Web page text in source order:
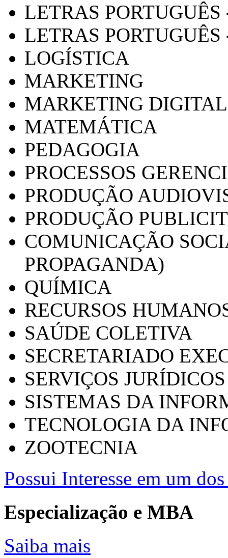
LETRAS
LETRAS PORTUGUÊS
LOGÍSTICA
MARKETING
MARKETING DIGITAL
MATEMÁTICA
PEDAGOGIA
PROCESSOS
PRODUÇÃO
PRODUÇÃO
COMUNICAÇÃO
PROPAGANDA)
QUÍMICA
RECURSOS
SAÚDE COLETIVA
SECRETARIADO
SERVIÇOS
SISTEMAS DA
TECNOLOGIA DA
ZOOTECNIA
Possui Interesse em um
Especialização e MBA
Saiba mais